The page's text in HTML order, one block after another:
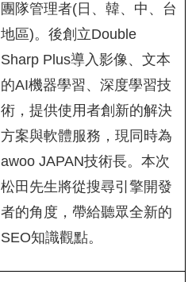
團隊管理者(日、韓、中、台
地區)。後創立Double
Sharp Plus導入影像、文本
的AI機器學習、深度學習技
術，提供使用者創新的解決
方案與軟體服務，現同時為
awoo JAPAN技術長。本次
松田先生將從搜尋引擎開發
者的角度，帶給聽眾全新的
SEO知識觀點。